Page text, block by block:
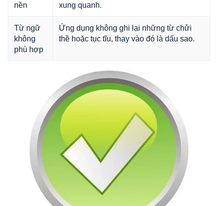
nền
xung quanh.
Từ ngữ
không
phù hợp
Ứng dụng không ghi lại những từ chửi
thề hoặc tục tĩu, thay vào đó là dấu sao.